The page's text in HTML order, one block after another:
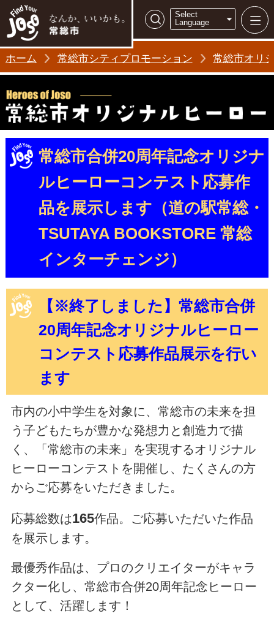
常総市シテ
検索
Select
Language
ホーム 常総市シティプロモーション 常総市オリ
常総市合併20周年記念オリジナ
ルヒーローコンテスト応募作
品を展示します（道の駅常総・
TSUTAYA BOOKSTORE 常総
インターチェンジ）
【※終了しました】常総市合併
20周年記念オリジナルヒーロー
コンテスト応募作品展示を行い
ます
市内の小中学生を対象に、常総市の未来を担
う子どもたちが豊かな発想力と創造力で描
く、「常総市の未来」を実現するオリジナル
ヒーローコンテストを開催し、たくさんの方
からご応募をいただきました。
応募総数は165作品。ご応募いただいた作品
を展示します。
最優秀作品は、プロのクリエイターがキャラ
クター化し、常総市合併20周年記念ヒーロー
として、活躍します！